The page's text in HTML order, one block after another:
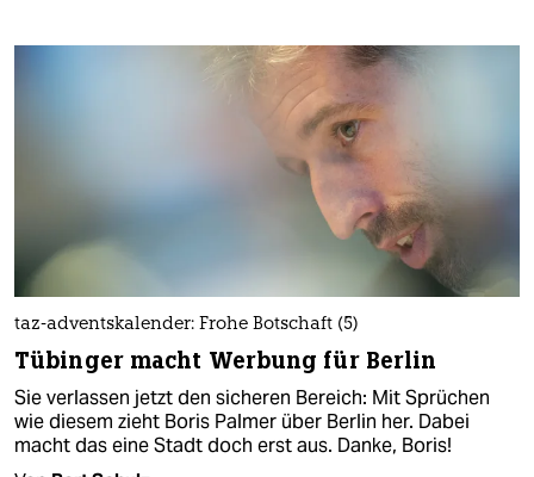
taz-adventskalender: Frohe Botschaft (5)
Tübinger macht Werbung für Berlin
Sie verlassen jetzt den sicheren Bereich: Mit Sprüchen
wie diesem zieht Boris Palmer über Berlin her. Dabei
macht das eine Stadt doch erst aus. Danke, Boris!